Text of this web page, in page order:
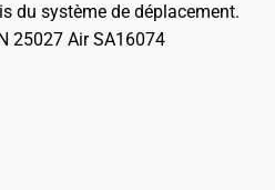
du système de déplacement.
25027 Air SA16074